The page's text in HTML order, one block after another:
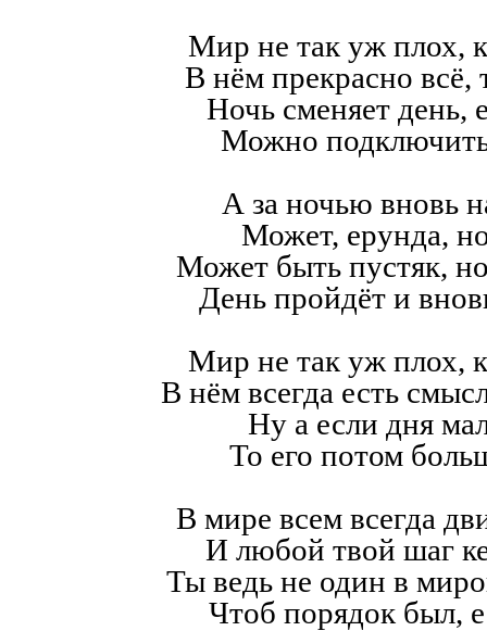
Мир не так уж плох,
В нём прекрасно всё,
Ночь сменяет день,
Можно
А за ночью вновь
Может, ерунда,
Может быть пустяк,
День пройдёт и
Мир не так уж плох,
В нём всегда есть
Ну а если дня
То его потом
В мире всем всегда
И любой твой шаг
Ты ведь не один в
Чтоб порядок был,